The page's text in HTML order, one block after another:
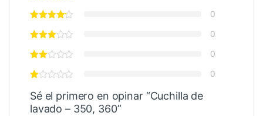
0
0
0
0
Sé el primero en opinar “Cuchilla de
lavado – 350, 360”